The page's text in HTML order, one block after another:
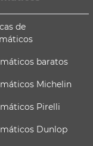
de
baratos
Michelin
Pirelli
Dunlop